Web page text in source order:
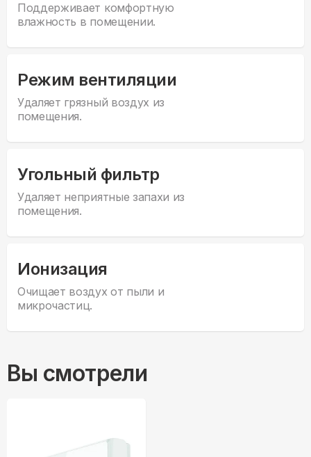
Поддерживает комфортную
влажность в помещении.
Режим вентиляции
Удаляет грязный воздух из
помещения.
Угольный фильтр
Удаляет неприятные запахи из
помещения.
Ионизация
Очищает воздух от пыли и
микрочастиц.
Вы смотрели